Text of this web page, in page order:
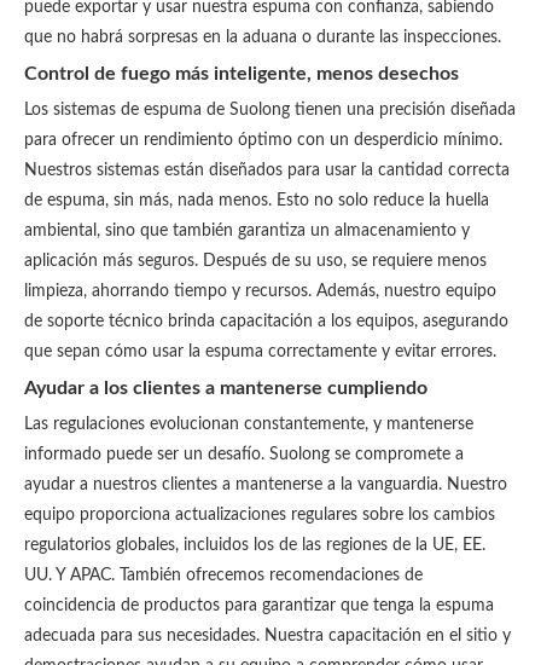
puede exportar y usar nuestra espuma con confianza, sabiendo
que no habrá sorpresas en la aduana o durante las inspecciones.
Control de fuego más inteligente, menos desechos
Los sistemas de espuma de Suolong tienen una precisión diseñada
para ofrecer un rendimiento óptimo con un desperdicio mínimo.
Nuestros sistemas están diseñados para usar la cantidad correcta
de espuma, sin más, nada menos. Esto no solo reduce la huella
ambiental, sino que también garantiza un almacenamiento y
aplicación más seguros. Después de su uso, se requiere menos
limpieza, ahorrando tiempo y recursos. Además, nuestro equipo
de soporte técnico brinda capacitación a los equipos, asegurando
que sepan cómo usar la espuma correctamente y evitar errores.
Ayudar a los clientes a mantenerse cumpliendo
Las regulaciones evolucionan constantemente, y mantenerse
informado puede ser un desafío. Suolong se compromete a
ayudar a nuestros clientes a mantenerse a la vanguardia. Nuestro
equipo proporciona actualizaciones regulares sobre los cambios
regulatorios globales, incluidos los de las regiones de la UE, EE.
UU. Y APAC. También ofrecemos recomendaciones de
coincidencia de productos para garantizar que tenga la espuma
adecuada para sus necesidades. Nuestra capacitación en el sitio y